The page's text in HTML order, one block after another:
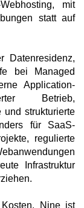
mit
statt auf
Datenresidenz,
bei Managed
Application-
Betrieb,
und strukturierte
für SaaS-
regulierte
Infrastruktur
Nine ist